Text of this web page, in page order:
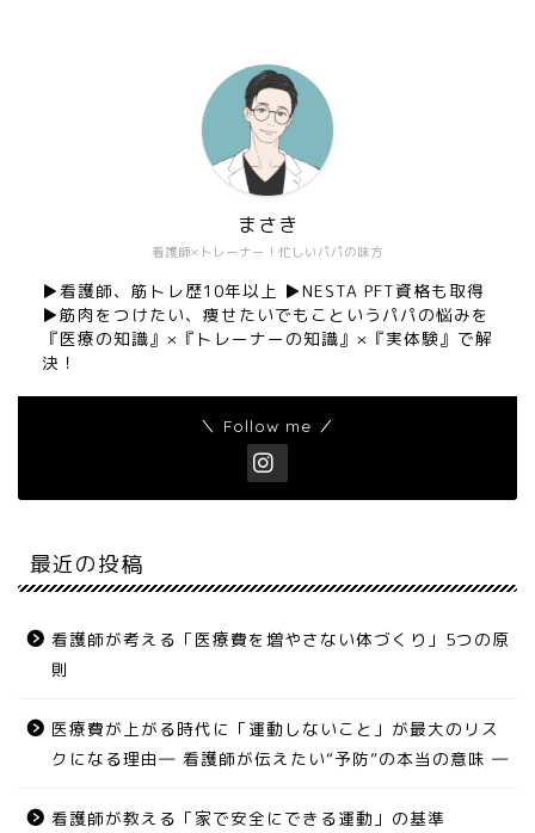
看護師×トレーナー！忙しいパパの味方
まさき
▶︎看護師、筋トレ歴10年以上 ▶︎NESTA PFT資格も取得
▶︎筋肉をつけたい、痩せたいでもこというパパの悩みを
『医療の知識』×『トレーナーの知識』×『実体験』で解
決！
＼ Follow me ／
最近の投稿
看護師が考える「医療費を増やさない体づくり」5つの原
則
医療費が上がる時代に「運動しないこと」が最大のリス
クになる理由― 看護師が伝えたい“予防”の本当の意味 ―
看護師が教える「家で安全にできる運動」の基準